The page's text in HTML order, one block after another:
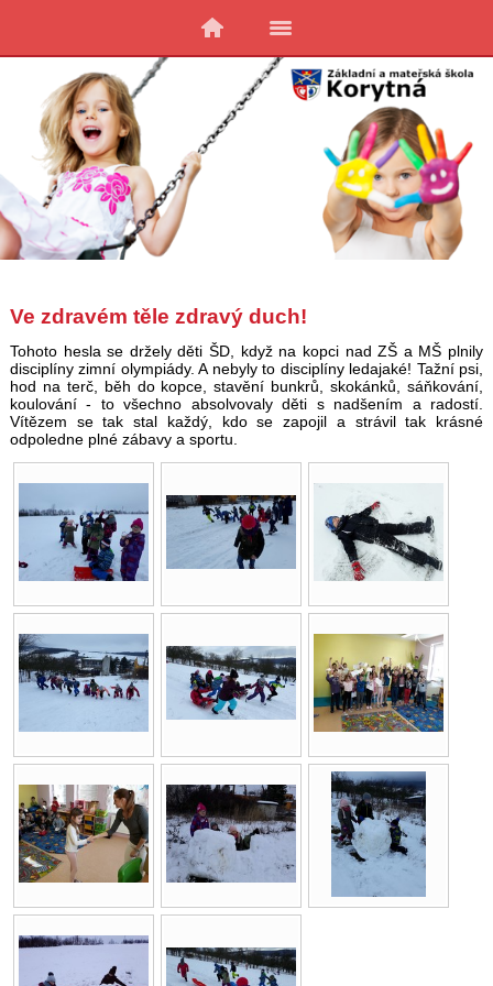
Ve zdravém těle zdravý duch!
Tohoto hesla se držely děti ŠD, když na kopci nad ZŠ a MŠ plnily
disciplíny zimní olympiády. A nebyly to disciplíny ledajaké! Tažní psi,
hod na terč, běh do kopce, stavění bunkrů, skokánků, sáňkování,
koulování - to všechno absolvovaly děti s nadšením a radostí.
Vítězem se tak stal každý, kdo se zapojil a strávil tak krásné
odpoledne plné zábavy a sportu.